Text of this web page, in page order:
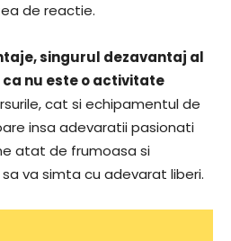
de reactie.
singurul dezavantaj al
nu este o activitate
cat si echipamentul de
insa adevaratii pasionati
atat de frumoasa si
va simta cu adevarat liberi.